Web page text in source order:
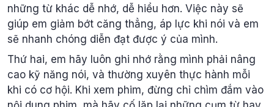
những từ khác dễ nhớ, dễ hiểu hơn. Việc này sẽ
giúp em giảm bớt căng thẳng, áp lực khi nói và em
sẽ nhanh chóng diễn đạt được ý của mình.
Thứ hai, em hãy luôn ghi nhớ rằng mình phải nâng
cao kỹ năng nói, và thường xuyên thực hành mỗi
khi có cơ hội. Khi xem phim, đừng chỉ chìm đắm vào